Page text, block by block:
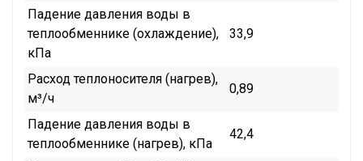
Падение давления воды в
теплообменнике (охлаждение),
кПа
33,9
Расход теплоносителя (нагрев),
м³/ч
0,89
Падение давления воды в
теплообменнике (нагрев), кПа
42,4